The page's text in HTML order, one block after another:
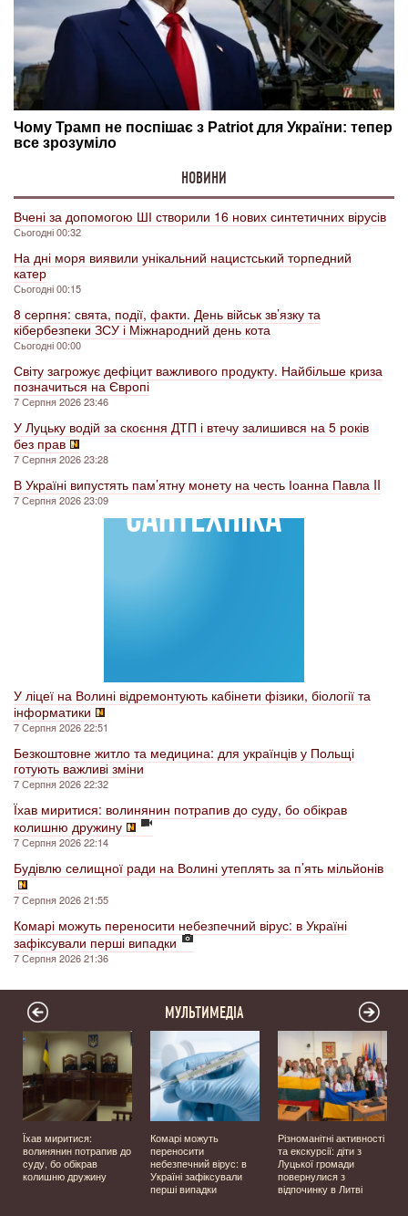
НОВИНИ
Вчені за допомогою ШІ створили 16 нових синтетичних вірусів
Сьогодні 00:32
На дні моря виявили унікальний нацистський торпедний
катер
Сьогодні 00:15
8 серпня: свята, події, факти. День військ зв’язку та
кібербезпеки ЗСУ і Міжнародний день кота
Сьогодні 00:00
Світу загрожує дефіцит важливого продукту. Найбільше криза
позначиться на Європі
7 Серпня 2026 23:46
У Луцьку водій за скоєння ДТП і втечу залишився на 5 років
без прав
7 Серпня 2026 23:28
В Україні випустять пам’ятну монету на честь Іоанна Павла II
7 Серпня 2026 23:09
У ліцеї на Волині відремонтують кабінети фізики, біології та
інформатики
7 Серпня 2026 22:51
Безкоштовне житло та медицина: для українців у Польщі
готують важливі зміни
7 Серпня 2026 22:32
Їхав миритися: волинянин потрапив до суду, бо обікрав
колишню дружину
7 Серпня 2026 22:14
Будівлю селищної ради на Волині утеплять за п’ять мільйонів
7 Серпня 2026 21:55
Комарі можуть переносити небезпечний вірус: в Україні
зафіксували перші випадки
7 Серпня 2026 21:36
МУЛЬТИМЕДІА
Їхав миритися:
волинянин потрапив до
суду, бо обікрав
колишню дружину
Комарі можуть
переносити
небезпечний вірус: в
Україні зафіксували
перші випадки
Різноманітні активності
та екскурсії: діти з
Луцької громади
повернулися з
відпочинку в Литві